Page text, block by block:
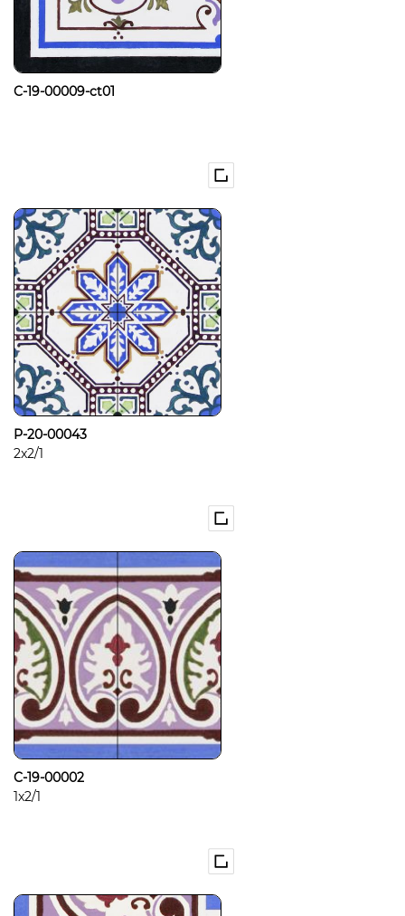
C-19-00009-ct01
P-20-00043
2x2/1
C-19-00002
1x2/1